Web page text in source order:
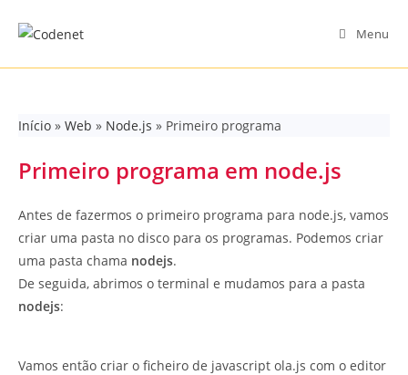
Menu
Início » Web » Node.js » Primeiro programa
Primeiro programa em node.js
Antes de fazermos o primeiro programa para node.js, vamos
criar uma pasta no disco para os programas. Podemos criar
uma pasta chama nodejs.
De seguida, abrimos o terminal e mudamos para a pasta
nodejs:
Vamos então criar o ficheiro de javascript ola.js com o editor